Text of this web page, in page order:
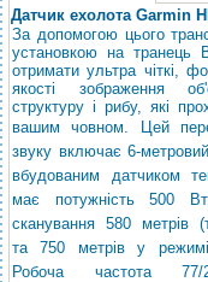
Датчик ехолота Garmin
За допомогою цього
установкою на транець
отримати ультра чіткі,
якості зображення
структуру і рибу, які
вашим човном.
Цей
звуку включає 6-
вбудованим датчиком
має потужність 500
сканування 580 метрів
та 750 метрів у
Робоча частота